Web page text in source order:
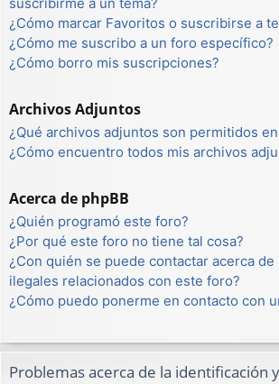
¿Cómo marcar Favoritos o suscribirse a
¿Cómo me suscribo a un foro específico?
¿Cómo borro mis suscripciones?
Archivos Adjuntos
¿Qué archivos adjuntos son permitidos
¿Cómo encuentro todos mis archivos
Acerca de phpBB
¿Quién programó este foro?
¿Por qué este foro no tiene tal cosa?
¿Con quién se puede contactar acerca de
ilegales relacionados con este foro?
¿Cómo puedo ponerme en contacto con
Problemas acerca de la identificación